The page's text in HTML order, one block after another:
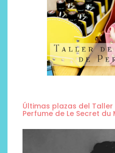
Últimas plazas del
Perfume de Le Secret du